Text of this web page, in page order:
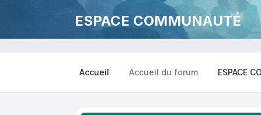
ESPACE COMMUNAUTÉ
Accueil Accueil du forum ESPACE